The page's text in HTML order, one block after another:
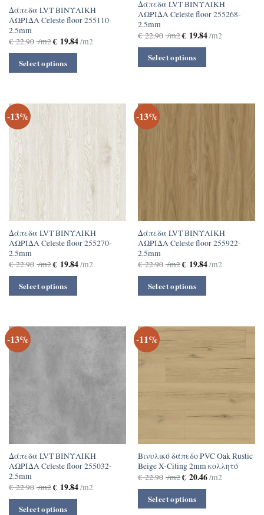
Δάπεδα LVT ΒΙΝΥΛΙΚΗ
ΛΩΡΙΔΑ Celeste floor 255110-
2.5mm
€22.90 /m2€19.84/m2
Select options
Δάπεδα LVT ΒΙΝΥΛΙΚΗ
ΛΩΡΙΔΑ Celeste floor 255268-
2.5mm
€22.90 /m2€19.84/m2
Select options
-13%
Δάπεδα LVT ΒΙΝΥΛΙΚΗ
ΛΩΡΙΔΑ Celeste floor 255270-
2.5mm
€22.90 /m2€19.84/m2
Select options
-13%
Δάπεδα LVT ΒΙΝΥΛΙΚΗ
ΛΩΡΙΔΑ Celeste floor 255922-
2.5mm
€22.90 /m2€19.84/m2
Select options
-13%
Δάπεδα LVT ΒΙΝΥΛΙΚΗ
ΛΩΡΙΔΑ Celeste floor 255032-
2.5mm
€22.90 /m2€19.84/m2
Select options
-11%
Βινυλικό δάπεδο PVC Oak Rustic
Beige X-Citing 2mm κολλητό
€22.90 /m2€20.46/m2
Select options